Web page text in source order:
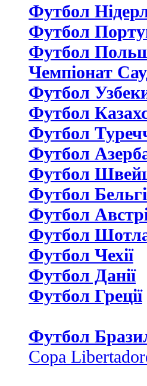
Футбол
Футбол
Футбол
Чемпіонат
Футбол
Футбол
Футбол
Футбол
Футбол
Футбол
Футбол
Футбол
Футбол Чехії
Футбол Данії
Футбол Греції
Футбол
Copa